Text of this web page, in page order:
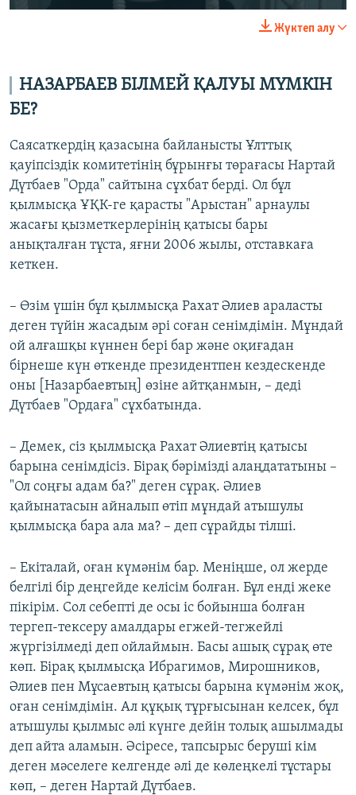
Жүктеп алу
НАЗАРБАЕВ БІЛМЕЙ ҚАЛУЫ МҮМКІН
БЕ?
Саясаткердің қазасына байланысты Ұлттық
қауіпсіздік комитетінің бұрынғы төрағасы Нартай
Дүтбаев "Орда" сайтына сұхбат берді. Ол бұл
қылмысқа ҰҚК-ге қарасты "Арыстан" арнаулы
жасағы қызметкерлерінің қатысы бары
анықталған тұста, яғни 2006 жылы, отставкаға
кеткен.
– Өзім үшін бұл қылмысқа Рахат Әлиев араласты
деген түйін жасадым әрі соған сенімдімін. Мұндай
ой алғашқы күннен бері бар және оқиғадан
бірнеше күн өткенде президентпен кездескенде
оны [Назарбаевтың] өзіне айтқанмын, – деді
Дүтбаев "Ордаға" сұхбатында.
– Демек, сіз қылмысқа Рахат Әлиевтің қатысы
барына сенімдісіз. Бірақ бәрімізді алаңдататыны –
"Ол соңғы адам ба?" деген сұрақ. Әлиев
қайынатасын айналып өтіп мұндай атышулы
қылмысқа бара ала ма? – деп сұрайды тілші.
– Екіталай, оған күмәнім бар. Меніңше, ол жерде
белгілі бір деңгейде келісім болған. Бұл енді жеке
пікірім. Сол себепті де осы іс бойынша болған
тергеп-тексеру амалдары егжей-тегжейлі
жүргізілмеді деп ойлаймын. Басы ашық сұрақ өте
көп. Бірақ қылмысқа Ибрагимов, Мирошников,
Әлиев пен Мұсаевтың қатысы барына күмәнім жоқ,
оған сенімдімін. Ал құқық тұрғысынан келсек, бұл
атышулы қылмыс әлі күнге дейін толық ашылмады
деп айта аламын. Әсіресе, тапсырыс беруші кім
деген мәселеге келгенде әлі де көлеңкелі тұстары
көп, – деген Нартай Дүтбаев.